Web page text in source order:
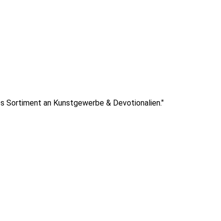
Sortiment an Kunstgewerbe & Devotionalien."